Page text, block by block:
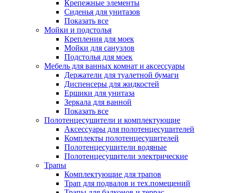
Крепежные элементы
Сиденья для унитазов
Показать все
Мойки и подстолья
Крепления для моек
Мойки для санузлов
Подстолья для моек
Мебель для ванных комнат и аксессуары
Держатели для туалетной бумаги
Диспенсеры для жидкостей
Ершики для унитаза
Зеркала для ванной
Показать все
Полотенцесушители и комплектующие
Аксессуары для полотенцесушителей
Комплекты полотенцесушителей
Полотенцесушители водяные
Полотенцесушители электрические
Трапы
Комплектующие для трапов
Трап для подвалов и тех.помещений